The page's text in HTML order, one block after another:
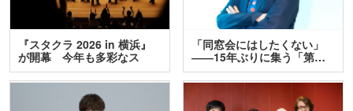
『スタクラ 2026 in 横浜』
が開幕 今年も多彩なス
テ…
「同窓会にはしたくない」
――15年ぶりに集う「第…